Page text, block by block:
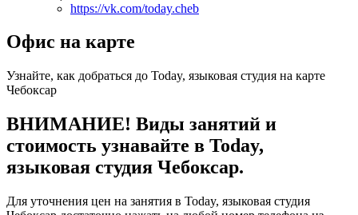
https://vk.com/today.cheb
Офис на карте
Узнайте, как добраться до Today, языковая студия на карте
Чебоксар
ВНИМАНИЕ! Виды занятий и
стоимость узнавайте в Today,
языковая студия Чебоксар.
Для уточнения цен на занятия в Today, языковая студия